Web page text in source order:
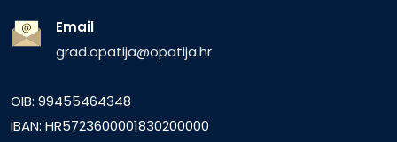
Email
grad.opatija@opatija.hr
OIB: 99455464348
IBAN: HR5723600001830200000